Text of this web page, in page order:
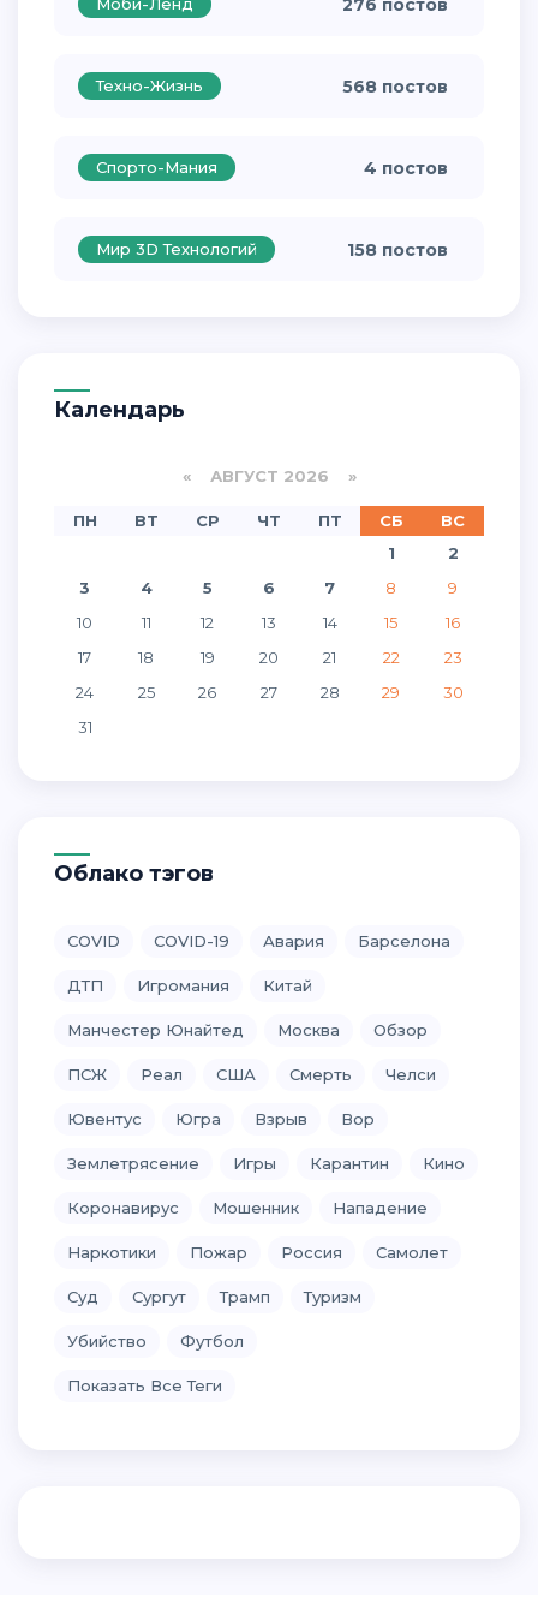
Моби-Ленд 276 постов
Техно-Жизнь 568 постов
Спорто-Мания 4 постов
Мир 3D Технологий 158 постов
Календарь
«АВГУСТ 2026 »
ПН ВТ СР ЧТ ПТ СБ
ВС
1
2
3
4 5 6 7 8
9
10
11 12 13 14 15
16
17
18 19 20 21 22
23
24
25 26 27 28 29
30
31
Облако тэгов
COVID COVID-19 Авария Барселона
ДТП Игромания Китай
Манчестер Юнайтед Москва Обзор
ПСЖ Реал США Смерть Челси
Ювентус Югра Взрыв Вор
Землетрясение Игры Карантин Кино
Коронавирус Мошенник Нападение
Наркотики Пожар Россия Самолет
Суд Сургут Трамп Туризм
Убийство Футбол
Показать Все Теги